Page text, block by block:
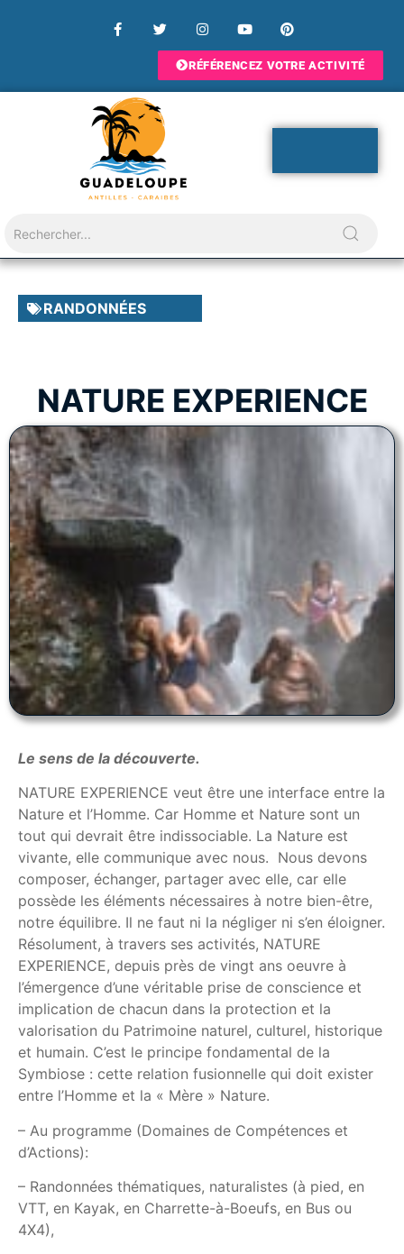
RÉFÉRENCEZ VOTRE ACTIVITÉ
RANDONNÉES
NATURE EXPERIENCE
Le sens de la découverte.
NATURE EXPERIENCE veut être une interface entre la
Nature et l’Homme. Car Homme et Nature sont un
tout qui devrait être indissociable. La Nature est
vivante, elle communique avec nous. Nous devons
composer, échanger, partager avec elle, car elle
possède les éléments nécessaires à notre bien-être,
notre équilibre. Il ne faut ni la négliger ni s’en éloigner.
Résolument, à travers ses activités, NATURE
EXPERIENCE, depuis près de vingt ans oeuvre à
l’émergence d’une véritable prise de conscience et
implication de chacun dans la protection et la
valorisation du Patrimoine naturel, culturel, historique
et humain. C’est le principe fondamental de la
Symbiose : cette relation fusionnelle qui doit exister
entre l’Homme et la « Mère » Nature.
– Au programme (Domaines de Compétences et
d’Actions):
– Randonnées thématiques, naturalistes (à pied, en
VTT, en Kayak, en Charrette-à-Boeufs, en Bus ou
4X4),